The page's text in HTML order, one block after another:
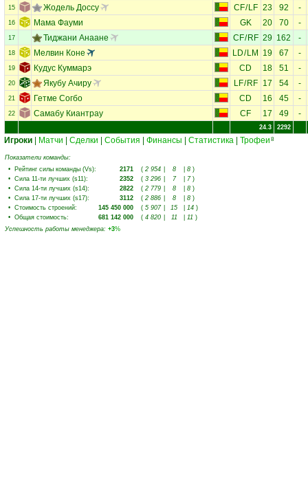
15 Жодель Доссу CF/LF 23 92 -
16 Мама Фауми GK 20 70 -
17 Тиджани Анаане CF/RF 29 162 -
18 Мелвин Коне LD/ LM 19 67 -
19 Кудус Куммарэ CD 18 51 -
20 Якубу Ачиру LF/RF 17 54 -
21 Гетме Согбо CD 16 45 -
22 Самабу Киантрау CF 17 49 -
24.3 2292
Игроки Матчи Сделки События Финансы Статистика Трофеи 8
Показатели команды:
• Рейтинг силы команды (Vs): 2171 ( 2 954 8 8 )
• Сила 11-ти лучших (s11): 2352 ( 3 296 7 7)
• Сила 14-ти лучших (s14): 2822 ( 2 779 8 8 )
• Сила 17-ти лучших (s17): 3112 ( 2 886 8 8 )
• Стоимость строений: 145 450 000 ( 5 907 15 14 )
• Общая стоимость: 681 142 000 ( 4 820 11 11 )
Успешность работы менеджера: +3%